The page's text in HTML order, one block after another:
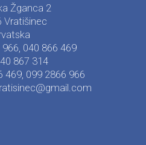
Žganca 2
Vratišinec
040 866 469
867 314
469, 099 2866 966